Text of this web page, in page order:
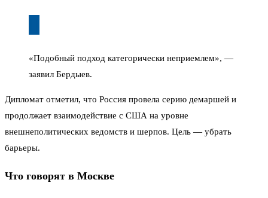
«Подобный подход категорически неприемлем», —
заявил Бердыев.
Дипломат отметил, что Россия провела серию демаршей и
продолжает взаимодействие с США на уровне
внешнеполитических ведомств и шерпов. Цель — убрать
барьеры.
Что говорят в Москве